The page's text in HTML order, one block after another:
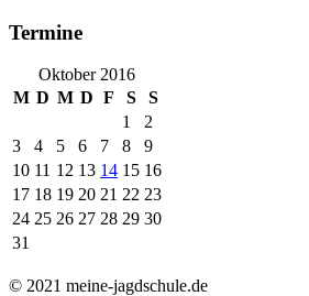
Termine
Oktober 2016
M D M D F S
S
1
2
3
4 5 6 7 8
9
10 11 12 13 14 15 16
17 18 19 20 21 22 23
24 25 26 27 28 29 30
31
© 2021 meine-jagdschule.de